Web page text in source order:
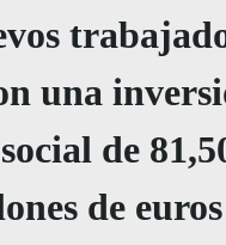
una
social de
de